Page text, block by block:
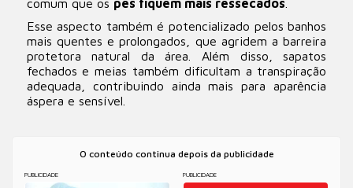
comum que os pés fiquem mais ressecados
Esse aspecto também é potencializado pelos banhos
mais quentes e prolongados, que agridem a barreira
protetora natural da área. Além disso, sapatos
fechados e meias também dificultam a transpiração
adequada, contribuindo ainda mais para aparência
áspera e sensível.
O conteúdo continua depois da publicidade
PUBLICIDADE PUBLICIDADE